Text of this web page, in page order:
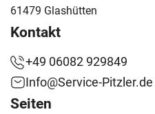
61479 Glashütten
Kontakt
+49 06082 929849
Info@Service-Pitzler.de
Seiten